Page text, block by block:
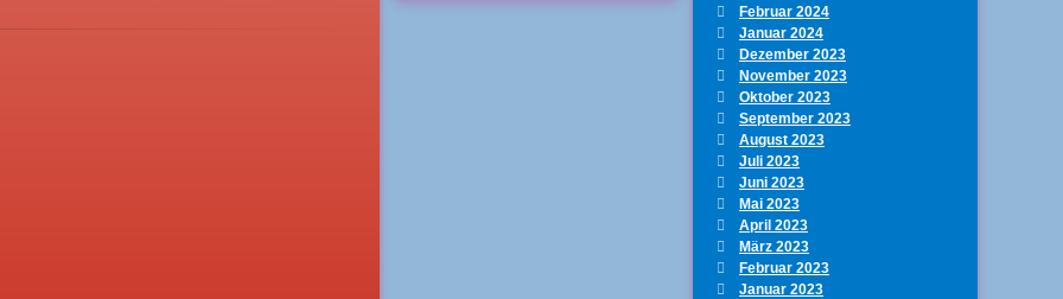
Februar 2024
Januar 2024
Dezember 2023
November 2023
Oktober 2023
September 2023
August 2023
Juli 2023
Juni 2023
Mai 2023
April 2023
März 2023
Februar 2023
Januar 2023